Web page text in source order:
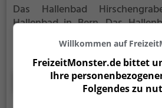
Das Hallenbad
Hallenbad in Bern. Das
Bern ist die Adresse für alle
kalten Tagen. Egal ob
Kindergeburtstag oder ganz
im Hallenbad Hirschengraben
Mehr erfahren
Willkommen auf
FreizeitMonster.de bittet
Ihre
Folgendes zu